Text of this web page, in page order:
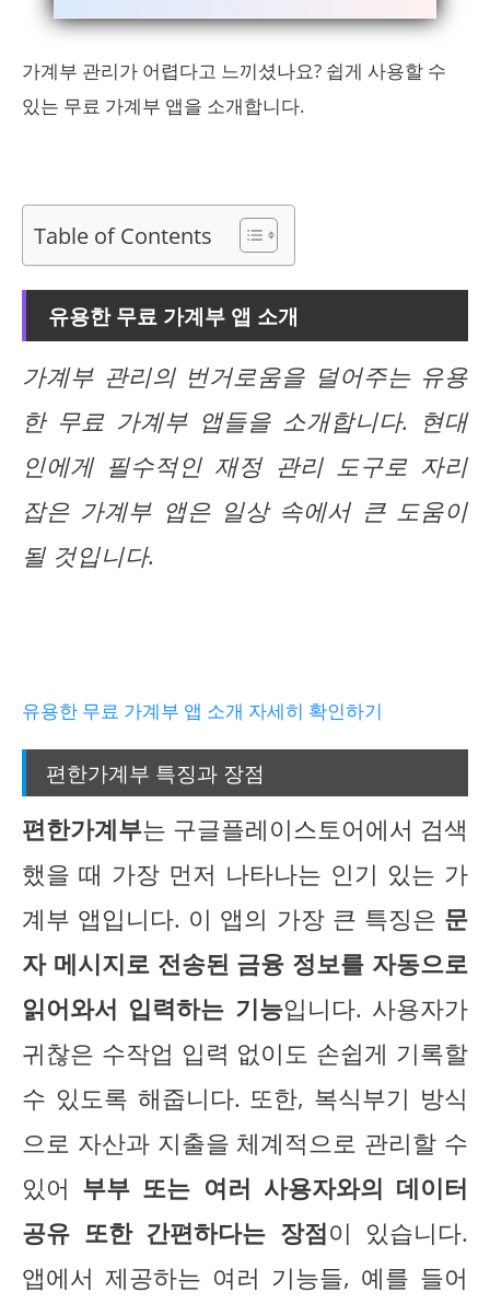
가계부 관리가 어렵다고 느끼셨나요? 쉽게 사용할 수
있는 무료 가계부 앱을 소개합니다.
Table of Contents
유용한 무료 가계부 앱 소개
가계부 관리의 번거로움을 덜어주는 유용
한 무료 가계부 앱들을 소개합니다. 현대
인에게 필수적인 재정 관리 도구로 자리
잡은 가계부 앱은 일상 속에서 큰 도움이
될 것입니다.
유용한 무료 가계부 앱 소개 자세히 확인하기
편한가계부 특징과 장점
편한가계부는 구글플레이스토어에서 검색
했을 때 가장 먼저 나타나는 인기 있는 가
계부 앱입니다. 이 앱의 가장 큰 특징은 문
자 메시지로 전송된 금융 정보를 자동으로
읽어와서 입력하는 기능입니다. 사용자가
귀찮은 수작업 입력 없이도 손쉽게 기록할
수 있도록 해줍니다. 또한, 복식부기 방식
으로 자산과 지출을 체계적으로 관리할 수
있어 부부 또는 여러 사용자와의 데이터
공유 또한 간편하다는 장점이 있습니다.
앱에서 제공하는 여러 기능들, 예를 들어